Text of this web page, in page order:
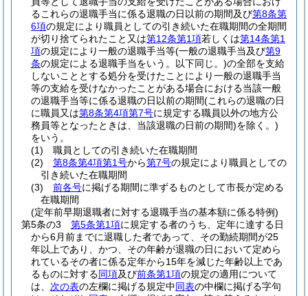
るこれらの退職手当に係る退職の日以前の期間及び第8条第
6項の規定により職員としての引き続いた在職期間の全期間
が切り捨てられたこと又は第12条第1項若しくは第14条第1
項の規定により一般の退職手当等(一般の退職手当及び第9
条の規定による退職手当をいう。以下同じ。)の全部を支給
しないこととする処分を受けたことにより一般の退職手当
等の支給を受けなかったことがある場合における当該一般
の退職手当等に係る退職の日以前の期間(これらの退職の日
に職員又は第8条第4項第7号に規定する職員以外の地方公
務員等となったときは、当該退職の日前の期間)を除く。)
をいう。
(1)
職員としての引き続いた在職期間
(2)
第8条第4項第1号から第7号の規定により職員としての
引き続いた在職期間
(3)
前各号に掲げる期間に準ずるものとして市長が定める
在職期間
(定年前早期退職者に対する退職手当の基本額に係る特例)
第5条の3
第5条第1項に規定する者のうち、定年に達する日
から6月前までに退職した者であって、その勤続期間が25
年以上であり、かつ、その年齢が退職の日において定めら
れているその者に係る定年から15年を減じた年齢以上であ
るものに対する同項及び前条第1項の規定の適用について
は、 次の表の左欄に掲げる規定中同表の中欄に掲げる字句